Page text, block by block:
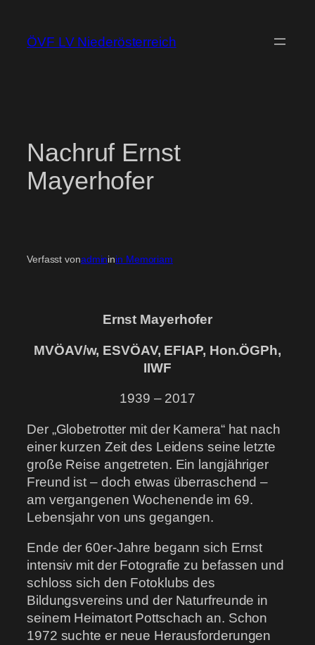
springen
ÖVF LV Niederösterreich
Nachruf Ernst
Mayerhofer
Verfasst vonadmininin Memoriam
Ernst Mayerhofer
MVÖAV/w, ESVÖAV, EFIAP, Hon.ÖGPh,
IIWF
1939 – 2017
Der „Globetrotter mit der Kamera“ hat nach
einer kurzen Zeit des Leidens seine letzte
große Reise angetreten. Ein langjähriger
Freund ist – doch etwas überraschend –
am vergangenen Wochenende im 69.
Lebensjahr von uns gegangen.
Ende der 60er-Jahre begann sich Ernst
intensiv mit der Fotografie zu befassen und
schloss sich den Fotoklubs des
Bildungsvereins und der Naturfreunde in
seinem Heimatort Pottschach an. Schon
1972 suchte er neue Herausforderungen